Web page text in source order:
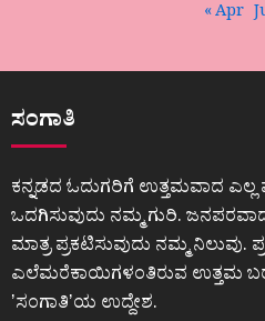
« Apr
ಸಂಗಾತಿ
ಕನ್ನಡದ ಓದುಗರಿಗೆ ಉತ್ತಮವಾದ ಎಲ್ಲ
ಒದಗಿಸುವುದು ನಮ್ಮ ಗುರಿ.
ಮಾತ್ರ ಪ್ರಕಟಿಸುವುದು ನಮ್ಮ ನಿಲುವು.
ಎಲೆಮರೆಕಾಯಿಗಳಂತಿರುವ ಉತ್ತಮ
ʼಸಂಗಾತಿʼಯ ಉದ್ದೇಶ.